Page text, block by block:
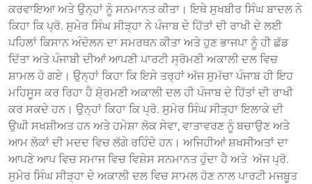
ਕਰਵਾਇਆ ਅਤੇ ਉਨ੍ਹਾਂ ਨੂੰ ਸਨਮਾਨਤ ਕੀਤਾ। ਇਥੇ ਸੁਖਬੀਰ ਸਿੰਘ ਬਾਦਲ ਨੇ
ਕਿਹਾ ਕਿ ਪ੍ਰੋ. ਸੁਮੇਰ ਸਿੰਘ ਸੀੜ੍ਹਾ ਨੇ ਪੰਜਾਬ ਦੇ ਹਿੱਤਾਂ ਦੀ ਰਾਖੀ ਦੇ ਲਈ
ਪਹਿਲਾਂ ਕਿਸਾਨ ਅੰਦੋਲਨ ਦਾ ਸਮਰਥਨ ਕੀਤਾ ਅਤੇ ਹੁਣ ਭਾਜਪਾ ਨੂੰ ਹੀ ਛੱਡ
ਦਿੱਤਾ ਅਤੇ ਪੰਜਾਬੀ ਦੀਆਂ ਆਪਣੀ ਪਾਰਟੀ ਸ੍ਰੋਮਣੀ ਅਕਾਲੀ ਦਲ ਵਿਚ
ਸ਼ਾਮਲ ਹੋ ਗਏ। ਉਨ੍ਹਾਂ ਕਿਹਾ ਕਿ ਇਸੇ ਤਰ੍ਹਾਂ ਅੱਜ ਸੁਮੱਚਾ ਪੰਜਾਬ ਹੀ ਇਹ
ਮਹਿਸੂਸ ਕਰ ਰਿਹਾ ਹੈ ਸ਼ੋ੍ਰਮਣੀ ਅਕਾਲੀ ਦਲ ਹੀ ਪੰਜਾਬ ਦੇ ਹਿੱਤਾਂ ਦੀ ਰਾਖੀ
ਕਰ ਸਕਦੇ ਹਨ। ਉਨ੍ਹਾਂ ਕਿਹਾ ਕਿ ਪ੍ਰੋ. ਸੁਮੇਰ ਸਿੰਘ ਸੀੜ੍ਹਾ ਇਲਾਕੇ ਦੀ
ਉਘੀ ਸਖਸ਼ੀਅਤ ਹਨ ਅਤੇ ਹਮੇਸ਼ਾ ਲੋਕ ਸੇਵਾ, ਵਾਤਾਵਰਣ ਨੂੰ ਬਚਾਉਣ ਅਤੇ
ਆਮ ਲੋਕਾਂ ਦੀ ਮਦਦ ਵਿਚ ਲੱਗੇ ਰਹਿੰਦੇ ਹਨ। ਅਜਿਹੀਆਂ ਸ਼ਖਸੀਅਤਾਂ ਦਾ
ਆਪਣੇ ਆਪ ਵਿਚ ਸਮਾਜ ਵਿਚ ਵਿਸ਼ੇਸ ਸਨਮਾਨਤ ਹੁੰਦਾ ਹੈ ਅਤੇ ਅੱਜ ਪ੍ਰੋ.
ਸੁਮੇਰ ਸਿੰਘ ਸੀੜ੍ਹਾ ਦੇ ਅਕਾਲੀ ਦਲ ਵਿਚ ਸਾਮਲ ਹੋਣ ਨਾਲ ਪਾਰਟੀ ਮਜਬੂਤ